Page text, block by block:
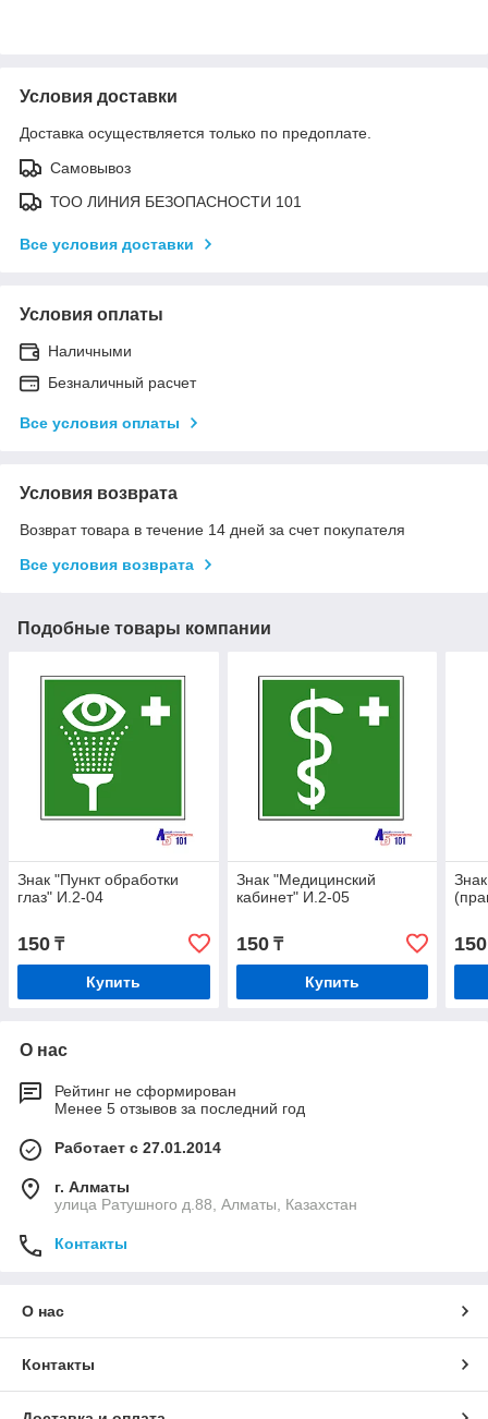
Условия доставки
Доставка осуществляется только по предоплате.
Самовывоз
ТОО ЛИНИЯ БЕЗОПАСНОСТИ 101
Все условия доставки
Условия оплаты
Наличными
Безналичный расчет
Все условия оплаты
Условия возврата
Возврат товара в течение 14 дней за счет покупателя
Все условия возврата
Подобные товары компании
Знак "Пункт обработки
глаз" И.2-04
150 ₸
Купить
Знак "Медицинский
кабинет" И.2-05
150₸
Купить
150
О нас
Рейтинг не сформирован
Менее 5 отзывов за последний год
Работает с 27.01.2014
г. Алматы
улица Ратушного д.88, Алматы, Казахстан
Контакты
О нас
Контакты